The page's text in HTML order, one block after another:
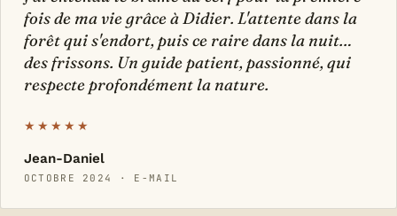
fois de ma vie grâce à Didier. L'attente dans la
forêt qui s'endort, puis ce raire dans la nuit…
des frissons. Un guide patient, passionné, qui
respecte profondément la nature.
★★★★★
Jean-Daniel
OCTOBRE 2024 · E-MAIL